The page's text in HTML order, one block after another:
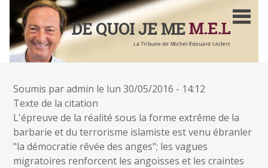
contenu
principal
Soumis paradmin le lun 30/05/2016 - 14:12
Texte de la citation
L'épreuve de la réalité sous la forme extrême de la
barbarie et du terrorisme islamiste est venu ébranler
"la démocratie rêvée des anges"; les vagues
migratoires renforcent les angoisses et les craintes